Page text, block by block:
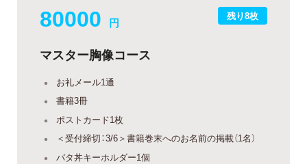
残り8枚
80000 円
マスター胸像コース
お礼メール1通
書籍3冊
ポストカード1枚
＜受付締切：3/6＞書籍巻末へのお名前の掲載（1名）
バタ丼キーホルダー1個